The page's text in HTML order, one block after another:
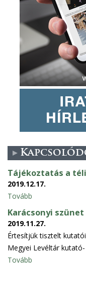
Tájékoztatás a
2019.12.17.
Tovább
Karácsonyi
2019.11.27.
Értesítjük tisztelt
Megyei Levéltár
Tovább